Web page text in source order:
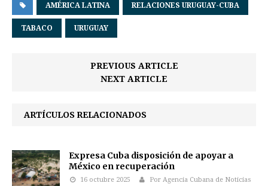
AMÉRICA LATINA RELACIONES URUGUAY-CUBA
TABACO URUGUAY
PREVIOUS ARTICLE
NEXT ARTICLE
ARTÍCULOS RELACIONADOS
Expresa Cuba disposición de apoyar a
México en recuperación
16 octubre 2025
Por Agencia Cubana de Noticias